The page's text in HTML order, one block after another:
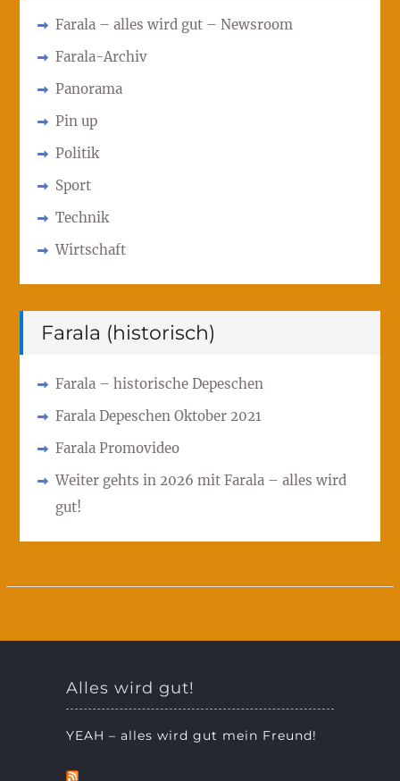
Farala – alles wird gut – Newsroom
Farala-Archiv
Panorama
Pin up
Politik
Sport
Technik
Wirtschaft
Farala (historisch)
Farala – historische Depeschen
Farala Depeschen Oktober 2021
Farala Promovideo
Weiter gehts in 2026 mit Farala – alles wird
gut!
Alles wird gut!
YEAH – alles wird gut mein Freund!